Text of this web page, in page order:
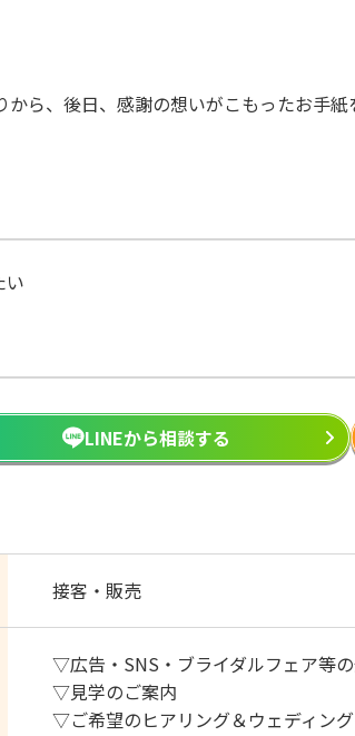
ら、後日、感謝の想いがこもったお手
い
LINEから相談する
接客・販売
▽広告・SNS・ブライダルフェア等
▽見学のご案内
▽ご希望のヒアリング＆ウェディン